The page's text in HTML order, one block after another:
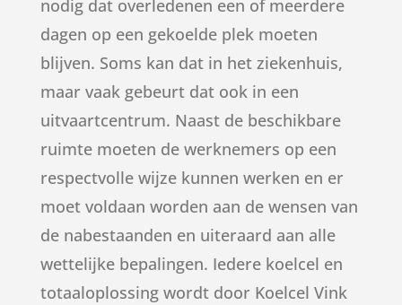
nodig dat overledenen een of meerdere
dagen op een gekoelde plek moeten
blijven. Soms kan dat in het ziekenhuis,
maar vaak gebeurt dat ook in een
uitvaartcentrum. Naast de beschikbare
ruimte moeten de werknemers op een
respectvolle wijze kunnen werken en er
moet voldaan worden aan de wensen van
de nabestaanden en uiteraard aan alle
wettelijke bepalingen. Iedere koelcel en
totaaloplossing wordt door Koelcel Vink